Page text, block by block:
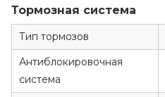
Тормозная система
Тип тормозов
Антиблокировочная
система